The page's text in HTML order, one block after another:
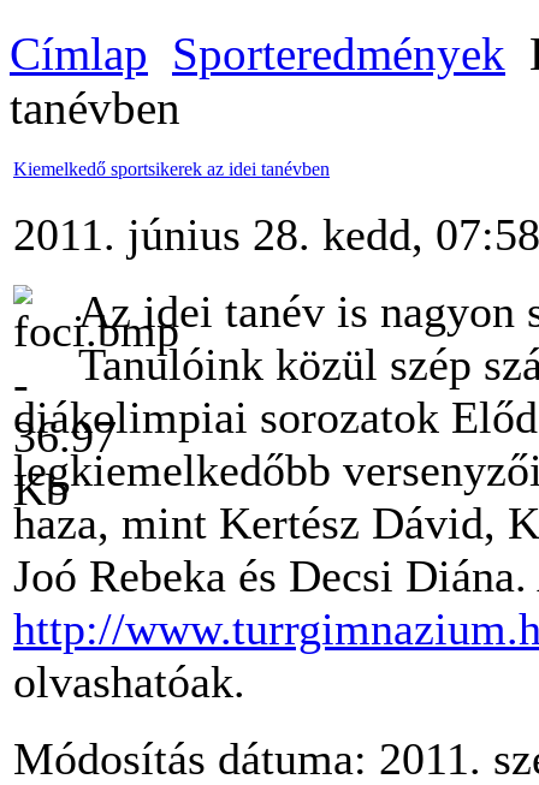
Címlap Sporteredmények
tanévben
Kiemelkedő sportsikerek az idei tanévben
2011. június 28. kedd, 07:58
Az idei tanév is nagyon
Tanulóink közül szép
diákolimpiai sorozatok
legkiemelkedőbb
haza, mint Kertész Dávid,
Joó Rebeka és Decsi
http://
olvashatóak.
Módosítás dátuma: 2011.